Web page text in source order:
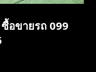
อขายรถ 099